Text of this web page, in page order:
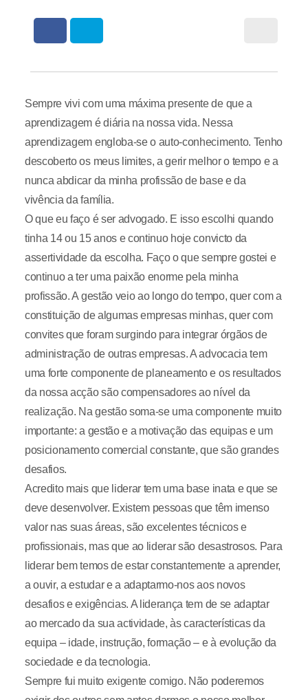
Sempre vivi com uma máxima presente de que a
aprendizagem é diária na nossa vida. Nessa
aprendizagem engloba-se o auto-conhecimento. Tenho
descoberto os meus limites, a gerir melhor o tempo e a
nunca abdicar da minha profissão de base e da
vivência da família.
O que eu faço é ser advogado. E isso escolhi quando
tinha 14 ou 15 anos e continuo hoje convicto da
assertividade da escolha. Faço o que sempre gostei e
continuo a ter uma paixão enorme pela minha
profissão. A gestão veio ao longo do tempo, quer com a
constituição de algumas empresas minhas, quer com
convites que foram surgindo para integrar órgãos de
administração de outras empresas. A advocacia tem
uma forte componente de planeamento e os resultados
da nossa acção são compensadores ao nível da
realização. Na gestão soma-se uma componente muito
importante: a gestão e a motivação das equipas e um
posicionamento comercial constante, que são grandes
desafios.
Acredito mais que liderar tem uma base inata e que se
deve desenvolver. Existem pessoas que têm imenso
valor nas suas áreas, são excelentes técnicos e
profissionais, mas que ao liderar são desastrosos. Para
liderar bem temos de estar constantemente a aprender,
a ouvir, a estudar e a adaptarmo-nos aos novos
desafios e exigências. A liderança tem de se adaptar
ao mercado da sua actividade, às características da
equipa – idade, instrução, formação – e à evolução da
sociedade e da tecnologia.
Sempre fui muito exigente comigo. Não poderemos